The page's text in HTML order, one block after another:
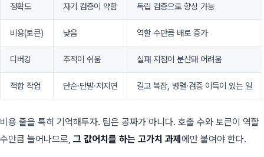
정확도 자기 검증이 약함 독립 검증으로 향상 가능
비용(토큰) 낮음 역할 수만큼 배로 증가
디버깅 추적이 쉬움 실패 지점이 분산돼 어려움
적합 작업 단순·단발·저지연 길고 복잡, 병렬·검증 이득이 있는 일
비용 줄을 특히 기억해두자. 팀은 공짜가 아니다. 호출 수와 토큰이 역할
수만큼 늘어나므로, 그 값어치를 하는 고가치 과제 에만 붙여야 한다.